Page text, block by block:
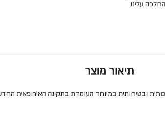
החלפה עלינו
תיאור מוצר